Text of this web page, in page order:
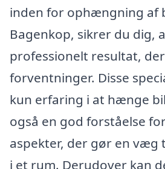
inden for ophængning af
Bagenkop, sikrer du dig,
professionelt resultat,
forventninger. Disse
kun erfaring i at hænge
også en god forståelse
aspekter, der gør en væg
i et rum. Derudover kan